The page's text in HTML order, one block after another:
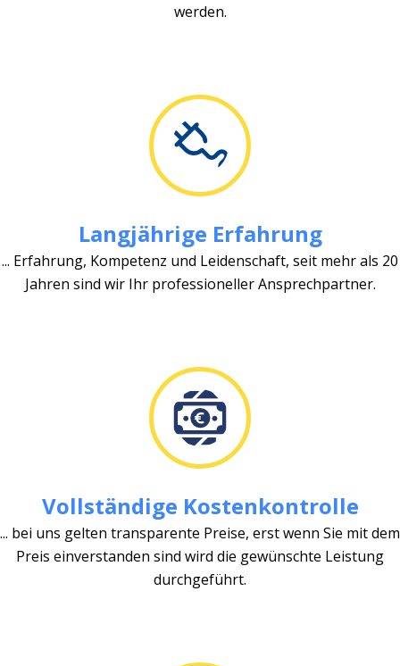
werden.
Langjährige Erfahrung
... Erfahrung, Kompetenz und Leidenschaft, seit mehr als 20
Jahren sind wir Ihr professioneller Ansprechpartner.
Vollständige Kostenkontrolle
... bei uns gelten transparente Preise, erst wenn Sie mit dem
Preis einverstanden sind wird die gewünschte Leistung
durchgeführt.